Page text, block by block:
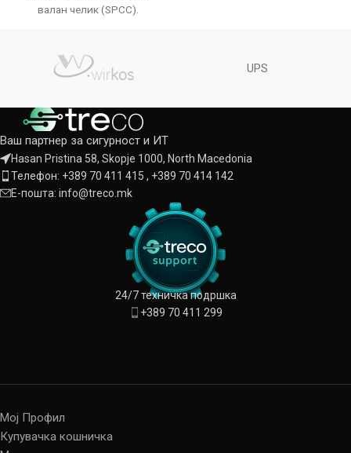
валан челик (SPCC).
овозможува
UPS
Ваш партнер за сигурност и ИТ
Hasan Pristina 58, Skopje 1000, North Macedonia
Телефон: +389 70 411 415 , +389 70 414 142
Е-пошта: info@treco.mk
24/7 техничка подршка
+389 70 411 299
Мој Профил
Купувачка кошничка